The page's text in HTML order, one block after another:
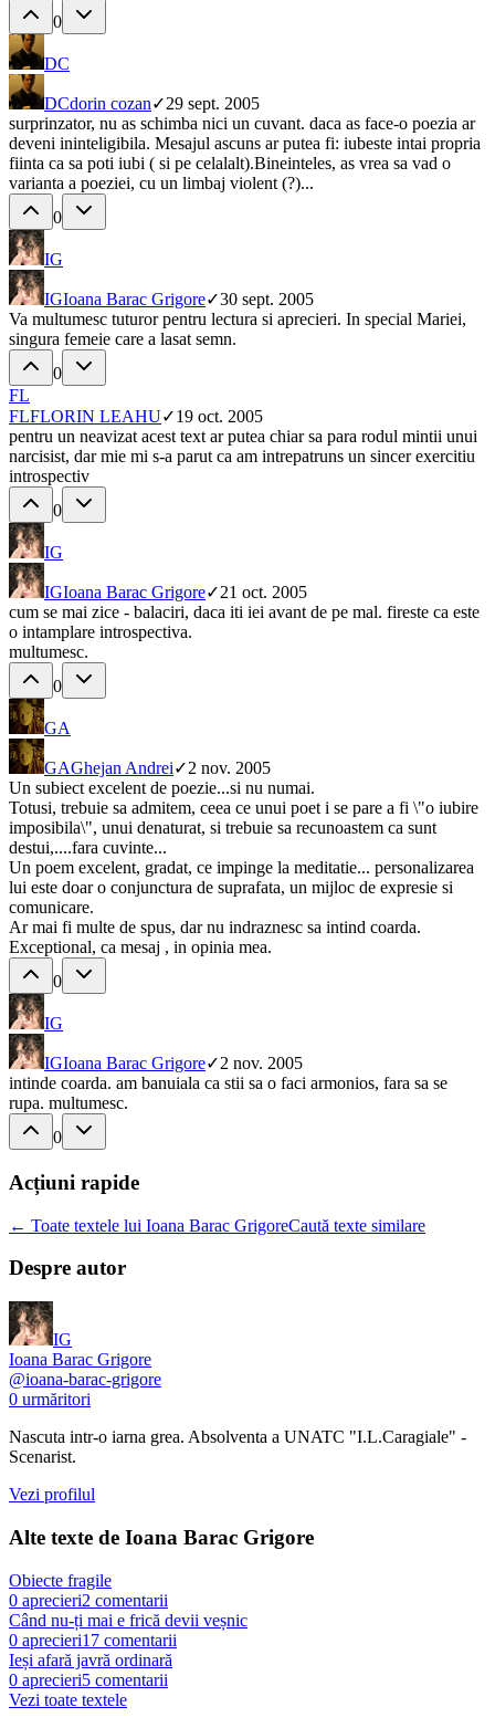
0
DC
DCdorin cozan✓29 sept. 2005
surprinzator, nu as schimba nici un cuvant. daca as face-o poezia ar
deveni ininteligibila. Mesajul ascuns ar putea fi: iubeste intai propria
fiinta ca sa poti iubi ( si pe celalalt).Bineinteles, as vrea sa vad o
varianta a poeziei, cu un limbaj violent (?)...
0
IG
IGIoana Barac Grigore✓30 sept. 2005
Va multumesc tuturor pentru lectura si aprecieri. In special Mariei,
singura femeie care a lasat semn.
0
FL
FLFLORIN LEAHU✓19 oct. 2005
pentru un neavizat acest text ar putea chiar sa para rodul mintii unui
narcisist, dar mie mi s-a parut ca am intrepatruns un sincer exercitiu
introspectiv
0
IG
IGIoana Barac Grigore✓21 oct. 2005
cum se mai zice - balaciri, daca iti iei avant de pe mal. fireste ca este
o intamplare introspectiva.
multumesc.
0
GA
GAGhejan Andrei✓2 nov. 2005
Un subiect excelent de poezie...si nu numai.
Totusi, trebuie sa admitem, ceea ce unui poet i se pare a fi \"o iubire
imposibila\", unui denaturat, si trebuie sa recunoastem ca sunt
destui,....fara cuvinte...
Un poem excelent, gradat, ce impinge la meditatie... personalizarea
lui este doar o conjunctura de suprafata, un mijloc de expresie si
comunicare.
Ar mai fi multe de spus, dar nu indraznesc sa intind coarda.
Exceptional, ca mesaj , in opinia mea.
0
IG
IGIoana Barac Grigore✓2 nov. 2005
intinde coarda. am banuiala ca stii sa o faci armonios, fara sa se
rupa. multumesc.
0
Acțiuni rapide
← Toate textele lui Ioana Barac GrigoreCaută texte similare
Despre autor
IG
Ioana Barac Grigore
@ioana-barac-grigore
0 urmăritori
Nascuta intr-o iarna grea. Absolventa a UNATC "I.L.Caragiale" -
Scenarist.
Vezi profilul
Alte texte de Ioana Barac Grigore
Obiecte fragile
0 aprecieri2 comentarii
Când nu-ți mai e frică devii veșnic
0 aprecieri17 comentarii
Ieși afară javră ordinară
0 aprecieri5 comentarii
Vezi toate textele